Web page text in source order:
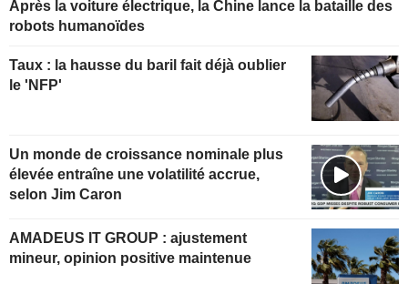
Après la voiture électrique, la Chine lance la bataille des
robots humanoïdes
Taux : la hausse du baril fait déjà oublier
le 'NFP'
Un monde de croissance nominale plus
élevée entraîne une volatilité accrue,
selon Jim Caron
AMADEUS IT GROUP : ajustement
mineur, opinion positive maintenue